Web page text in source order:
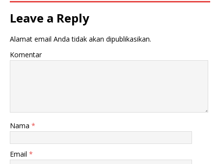
Leave a Reply
Alamat email Anda tidak akan dipublikasikan.
Komentar
Nama *
Email *